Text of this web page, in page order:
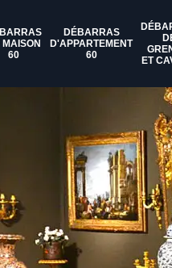
MAISON
60
DÉBARRAS
D'APPARTEMENT
60
ET